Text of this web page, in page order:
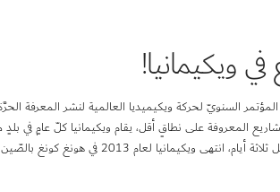
ويكيمانيا!
المؤتمر السنويّ لحركة ويكيميديا العالمية لنشر المعرفة
المعروفة على نطاقٍ أقل، يقام ويكيمانيا كلّ عامٍ
ويكيبيديا.. قبل ثلاثة أيام،